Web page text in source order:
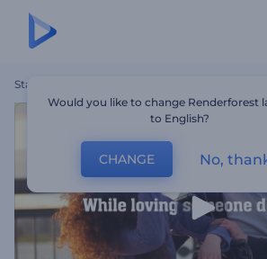
Startseite
Would you like to change Renderforest
to English?
CHANGE No,